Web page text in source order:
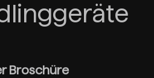
Broschüre